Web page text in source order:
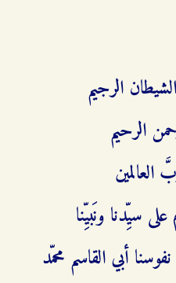
الرجيم
الرحيم
العالمين
سيِّدنا ونَبيِّنا
أبي القاسم محمّد